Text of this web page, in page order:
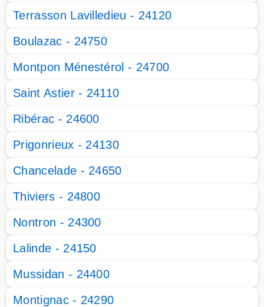
Terrasson Lavilledieu - 24120
Boulazac - 24750
Montpon Ménestérol - 24700
Saint Astier - 24110
Ribérac - 24600
Prigonrieux - 24130
Chancelade - 24650
Thiviers - 24800
Nontron - 24300
Lalinde - 24150
Mussidan - 24400
Montignac - 24290